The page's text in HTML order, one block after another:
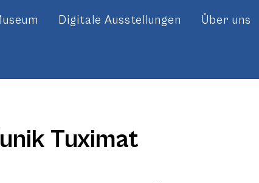
Digitale Ausstellungen Über uns
Tuximat